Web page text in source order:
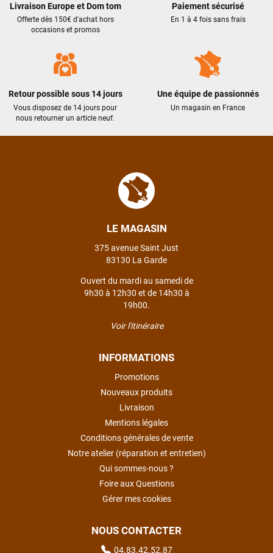
Livraison Europe et Dom tom
Offerte dès 150€ d'achat hors
occasions et promos
Paiement sécurisé
En 1 à 4 fois sans frais
Retour possible sous 14 jours
Vous disposez de 14 jours pour
nous retourner un article neuf.
Une équipe de passionnés
Un magasin en France
LE MAGASIN
375 avenue Saint Just
83130 La Garde
Ouvert du mardi au samedi de
9h30 à 12h30 et de 14h30 à
19h00.
Voir l'itinéraire
INFORMATIONS
Promotions
Nouveaux produits
Livraison
Mentions légales
Conditions générales de vente
Notre atelier (réparation et entretien)
Qui sommes-nous ?
Foire aux Questions
Gérer mes cookies
NOUS CONTACTER
04.83.42.52.87